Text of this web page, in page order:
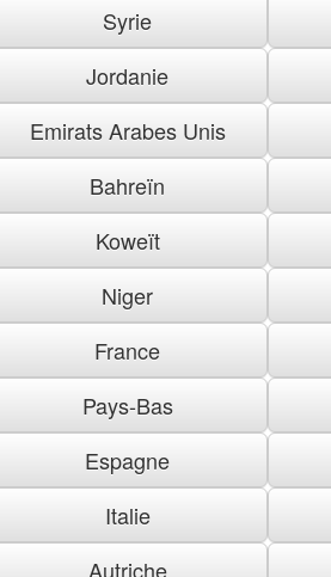
Syrie
Jordanie
Emirats Arabes Unis
Bahreïn
Koweït
Niger
France
Pays-Bas
Espagne
Italie
Autriche